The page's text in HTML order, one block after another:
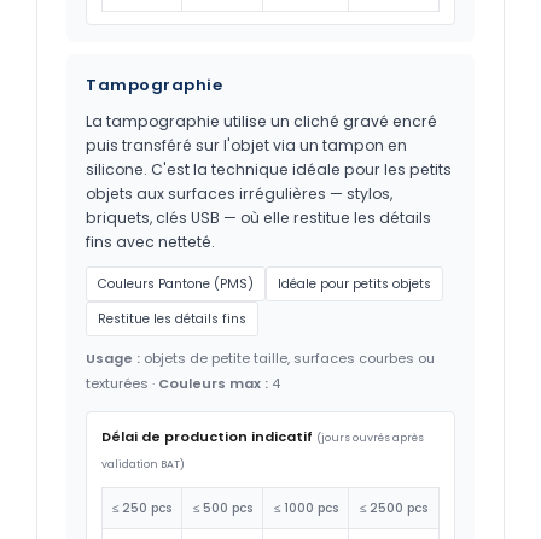
Tampographie
La tampographie utilise un cliché gravé encré
puis transféré sur l'objet via un tampon en
silicone. C'est la technique idéale pour les petits
objets aux surfaces irrégulières — stylos,
briquets, clés USB — où elle restitue les détails
fins avec netteté.
Couleurs Pantone (PMS)
Idéale pour petits objets
Restitue les détails fins
Usage : objets de petite taille, surfaces courbes ou
texturées · Couleurs max : 4
Délai de production indicatif (jours ouvrés après
validation BAT)
≤ 250 pcs ≤ 500 pcs ≤ 1000 pcs ≤ 2500 pcs